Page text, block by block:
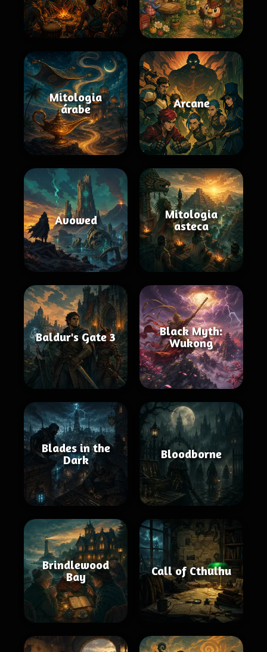
Mitologia
árabe
Arcane
Avowed
Mitologia
asteca
Baldur's Gate 3
Black Myth:
Wukong
Blades in the
Dark
Bloodborne
Brindlewood
Bay
Call of Cthulhu